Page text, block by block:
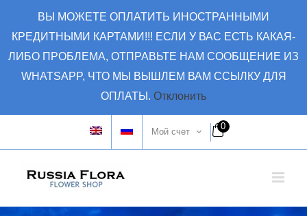
ВЫ МОЖЕТЕ ОПЛАТИТЬ ИНОСТРАННЫМИ
КРЕДИТНЫМИ КАРТАМИ!!! ЕСЛИ У ВАС ЕСТЬ КАКАЯ-
ЛИБО ПРОБЛЕМА, ОТПРАВЬТЕ НАМ СООБЩЕНИЕ ИЗ
WHATSAPP, ЧТО МЫ ВЫШЛЕМ ВАМ ССЫЛКУ ДЛЯ
ОПЛАТЫ. Отклонить
Мой счет
0